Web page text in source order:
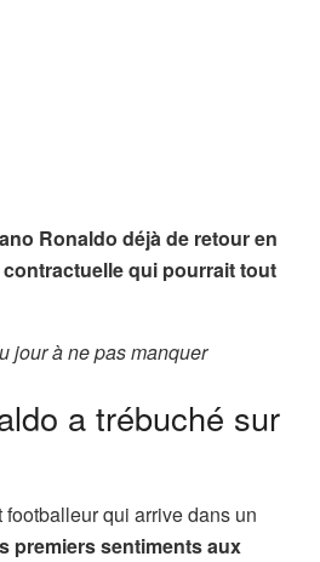
Ronaldo déjà de retour en
qui pourrait tout
jour à ne pas manquer
a trébuché sur
footballeur qui arrive dans un
premiers sentiments aux